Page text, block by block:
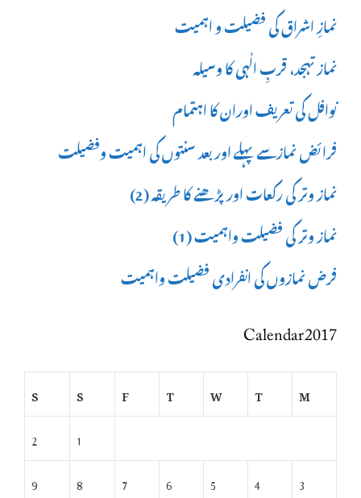
نمازِ اشراق کی فضیلت و اہمیت
نماز تہجد، قربِ الٰہی کا وسیلہ
نوافل کی تعریف اوران کا اہتمام
فرائض نمازسے پہلے اور بعد سنتوں کی اہمیت وفضیلت
نماز وتر کی رکعات اور پڑھنے کا طریقہ (2)
نماز وتر کی فضیلت واہمیت (1)
فرض نمازوں کی انفرادی فضیلت واہمیت
Calendar 2017
M
T
W
T
F
S
S
1
2
3
4
5
6
7
8
9